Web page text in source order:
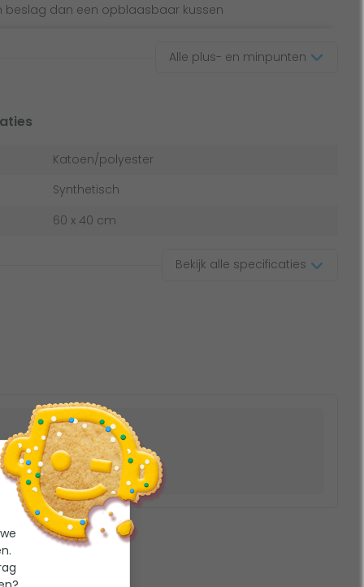
beslag dan een opblaasbaar kussen
Alle plus- en minpunten
Katoen/polyester
Synthetisch
60 x 40 cm
Bekijk alle specificaties